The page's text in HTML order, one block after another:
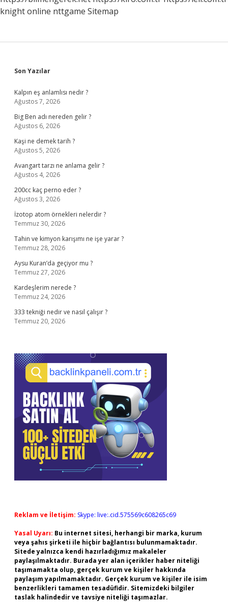
knight online nttgame Sitemap
Sidebar
Son Yazılar
Kalpın eş anlamlısı nedir ?
Ağustos 7, 2026
Big Ben adı nereden gelir ?
Ağustos 6, 2026
Kaşi ne demek tarih ?
Ağustos 5, 2026
Avangart tarzı ne anlama gelir ?
Ağustos 4, 2026
200cc kaç perno eder ?
Ağustos 3, 2026
İzotop atom örnekleri nelerdir ?
Temmuz 30, 2026
Tahin ve kimyon karışımı ne işe yarar ?
Temmuz 28, 2026
Aysu Kuran’da geçiyor mu ?
Temmuz 27, 2026
Kardeşlerim nerede ?
Temmuz 24, 2026
333 tekniği nedir ve nasıl çalışır ?
Temmuz 20, 2026
Reklam ve İletişim: Skype: live:.cid.575569c608265c69
Yasal Uyarı: Bu internet sitesi, herhangi bir marka, kurum
veya şahıs şirketi ile hiçbir bağlantısı bulunmamaktadır.
Sitede yalnızca kendi hazırladığımız makaleler
paylaşılmaktadır. Burada yer alan içerikler haber niteliği
taşımamakta olup, gerçek kurum ve kişiler hakkında
paylaşım yapılmamaktadır. Gerçek kurum ve kişiler ile isim
benzerlikleri tamamen tesadüfidir. Sitemizdeki bilgiler
taslak halindedir ve tavsiye niteliği taşımazlar.